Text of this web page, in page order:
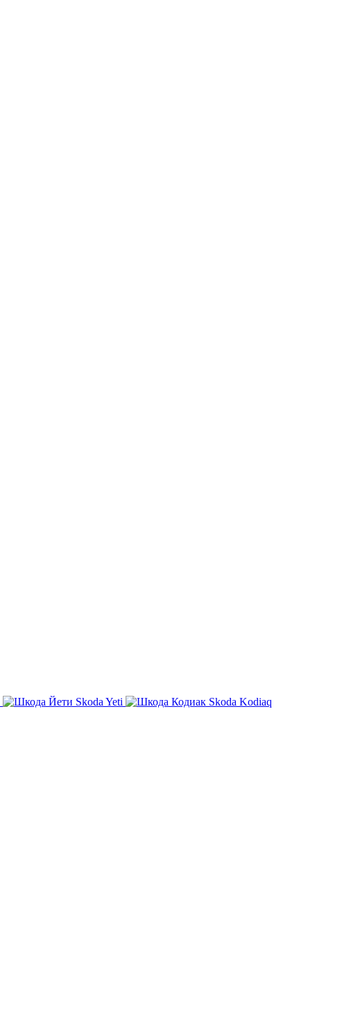
Skoda Yeti
Skoda Kodiaq